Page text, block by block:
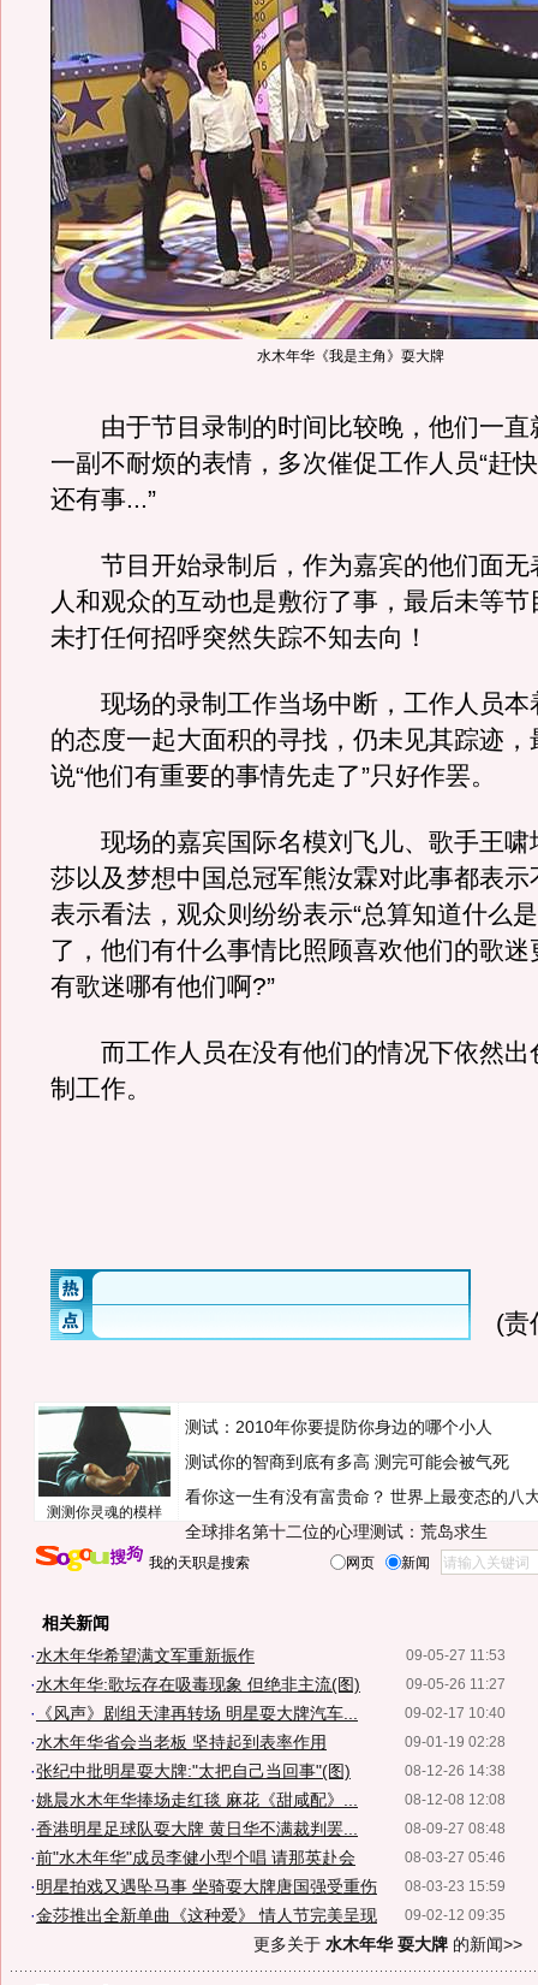
水木年华《我是主角》耍大牌
由于节目录制的时间比较晚，他们一直
一副不耐烦的表情，多次催促工作人员“赶
还有事...”
节目开始录制后，作为嘉宾的他们面无
人和观众的互动也是敷衍了事，最后未等
未打任何招呼突然失踪不知去向！
现场的录制工作当场中断，工作人员本
的态度一起大面积的寻找，仍未见其踪迹，
说“他们有重要的事情先走了”只好作罢。
现场的嘉宾国际名模刘飞儿、歌手王啸
莎以及梦想中国总冠军熊汝霖对此事都表示
表示看法，观众则纷纷表示“总算知道什么
了，他们有什么事情比照顾喜欢他们的歌迷
有歌迷哪有他们啊?”
而工作人员在没有他们的情况下依然出
制工作。
(责
测测你灵魂的模样
测试：2010年你要提防你身边的哪个小人
测试你的智商到底有多高 测完可能会被气死
看你这一生有没有富贵命？ 世界上最变态的八
全球排名第十二位的心理测试：荒岛求生
我的天职是搜索 网页 新闻
相关新闻
09-05-27 11:53
·水木年华希望满文军重新振作
09-05-26 11:27
·水木年华:歌坛存在吸毒现象 但绝非主流(图)
09-02-17 10:40
· 《风声》剧组天津再转场 明星耍大牌汽车...
09-01-19 02:28
·水木年华省会当老板 坚持起到表率作用
08-12-26 14:38
·张纪中批明星耍大牌:"太把自己当回事"(图)
08-12-08 12:08
·姚晨水木年华捧场走红毯 麻花《甜咸配》...
08-09-27 08:48
·香港明星足球队耍大牌 黄日华不满裁判罢...
08-03-27 05:46
·前"水木年华"成员李健小型个唱 请那英赴会
08-03-23 15:59
·明星拍戏又遇坠马事 坐骑耍大牌唐国强受重伤
09-02-12 09:35
·金莎推出全新单曲《这种爱》 情人节完美呈现
更多关于 水木年华 耍大牌 的新闻>>